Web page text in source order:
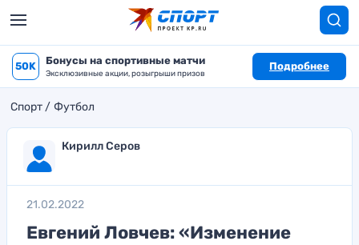
50K Бонусы на спортивные матчи
Эксклюзивные акции, розыгрыши призов
Подробнее
Спорт Футбол
Кирилл Серов
21.02.2022
Евгений Ловчев: «Изменение